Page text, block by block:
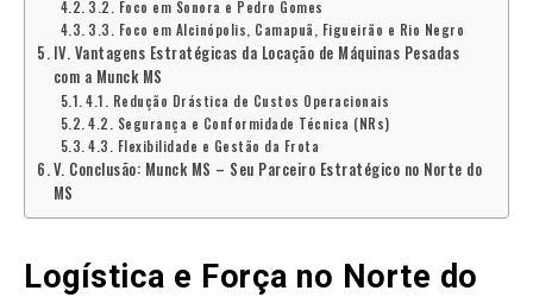
3.2. Foco em Sonora e Pedro Gomes
3.3. Foco em Alcinópolis, Camapuã, Figueirão e Rio Negro
IV. Vantagens Estratégicas da Locação de Máquinas Pesadas
com a Munck MS
4.1. Redução Drástica de Custos Operacionais
4.2. Segurança e Conformidade Técnica (NRs)
4.3. Flexibilidade e Gestão da Frota
V. Conclusão: Munck MS – Seu Parceiro Estratégico no Norte do
MS
Logística e Força no Norte do